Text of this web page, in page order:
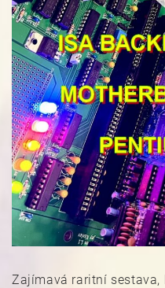
Zajímavá raritní sestava,